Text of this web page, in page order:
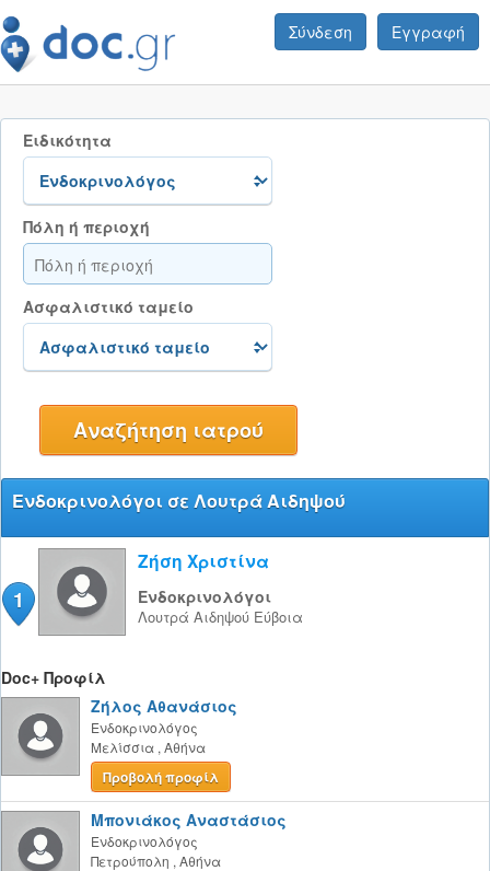
Σύνδεση Εγγραφή
Ειδικότητα
Πόλη ή περιοχή
Ασφαλιστικό ταμείο
Ενδοκρινολόγοι σε Λουτρά Αιδηψού
1
Ζήση Χριστίνα
Ενδοκρινολόγοι
Λουτρά Αιδηψού Εύβοια
Doc+ Προφίλ
Ζήλος Αθανάσιος
Ενδοκρινολόγος
Μελίσσια , Αθήνα
Προβολή προφίλ
Μπονιάκος Αναστάσιος
Ενδοκρινολόγος
Πετρούπολη , Αθήνα